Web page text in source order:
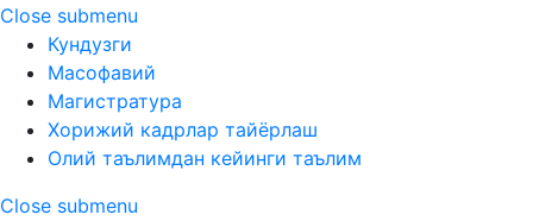
Close submenu
Кундузги
Масофавий
Магистратура
Хорижий кадрлар тайёрлаш
Олий таълимдан кейинги таълим
Close submenu